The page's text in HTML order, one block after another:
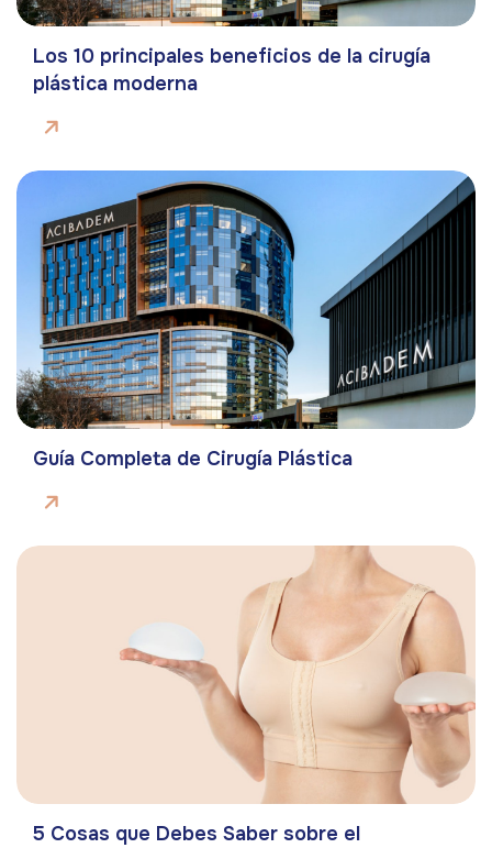
Los 10 principales beneficios de la cirugía
plástica moderna
Guía Completa de Cirugía Plástica
5 Cosas que Debes Saber sobre el